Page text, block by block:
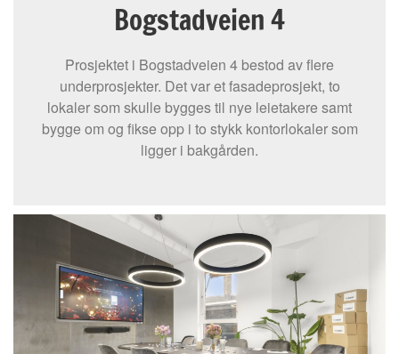
Bogstadveien 4
Prosjektet i Bogstadveien 4 bestod av flere
underprosjekter. Det var et fasadeprosjekt, to
lokaler som skulle bygges til nye leietakere samt
bygge om og fikse opp i to stykk kontorlokaler som
ligger i bakgården.